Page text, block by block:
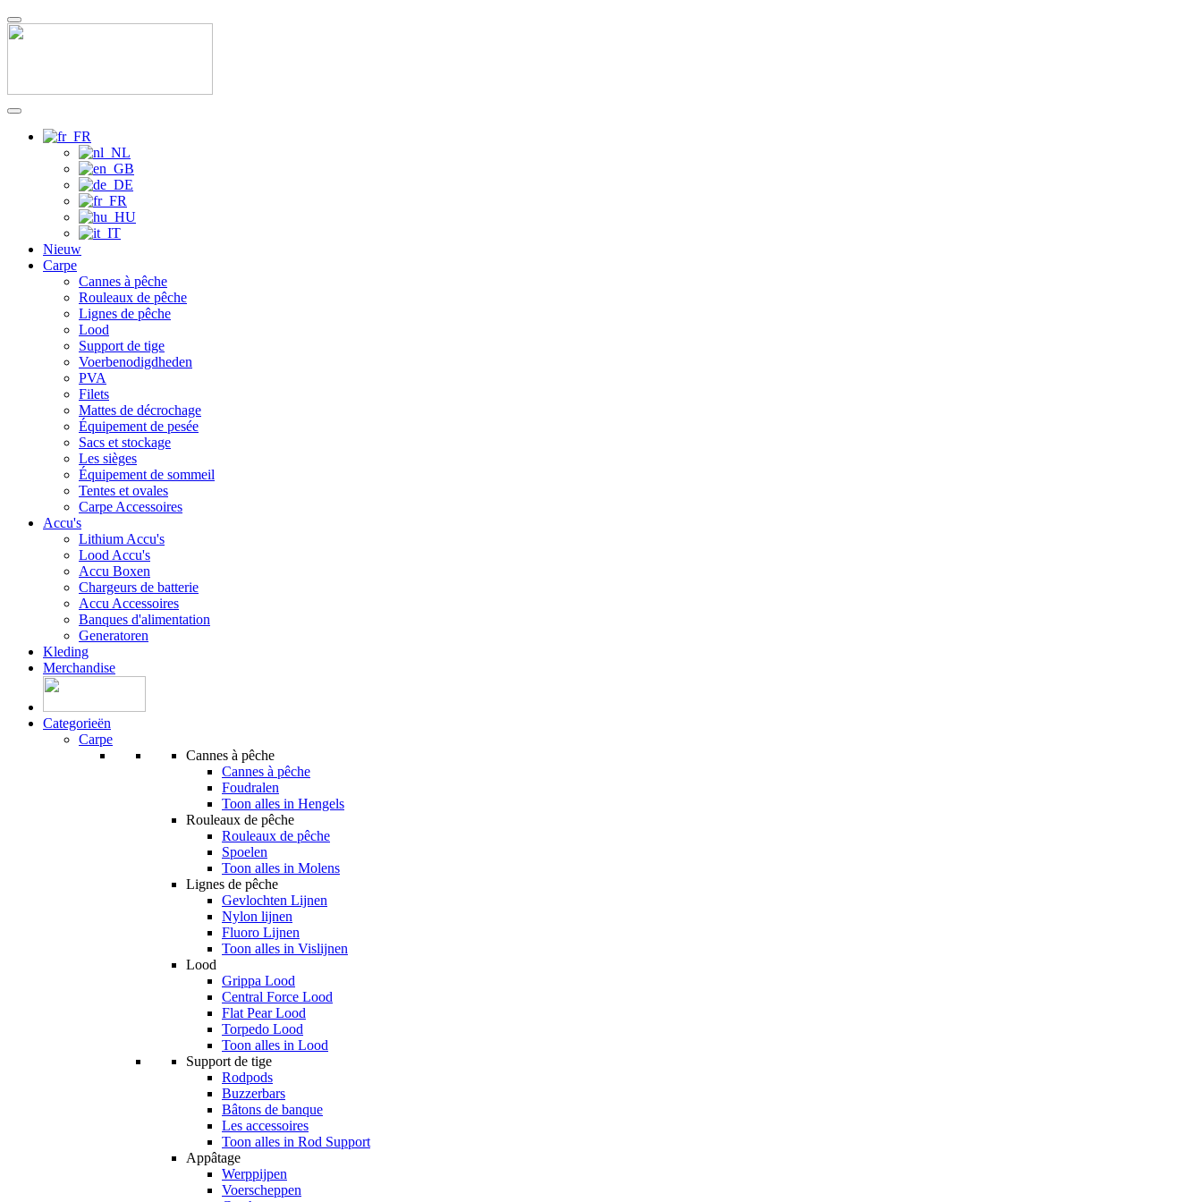
Nieuw
Carpe
Cannes à pêche
Rouleaux de pêche
Lignes de pêche
Lood
Support de tige
Voerbenodigdheden
PVA
Filets
Mattes de décrochage
Équipement de pesée
Sacs et stockage
Les sièges
Équipement de sommeil
Tentes et ovales
Carpe Accessoires
Accu's
Lithium Accu's
Lood Accu's
Accu Boxen
Chargeurs de batterie
Accu Accessoires
Banques d'alimentation
Generatoren
Kleding
Merchandise
Categorieën
Carpe
Cannes à pêche
Cannes à pêche
Foudralen
Toon alles in Hengels
Rouleaux de pêche
Rouleaux de pêche
Spoelen
Toon alles in Molens
Lignes de pêche
Gevlochten Lijnen
Nylon lijnen
Fluoro Lijnen
Toon alles in Vislijnen
Lood
Grippa Lood
Central Force Lood
Flat Pear Lood
Torpedo Lood
Toon alles in Lood
Support de tige
Rodpods
Buzzerbars
Bâtons de banque
Les accessoires
Toon alles in Rod Support
Appâtage
Werppijpen
Voerscheppen